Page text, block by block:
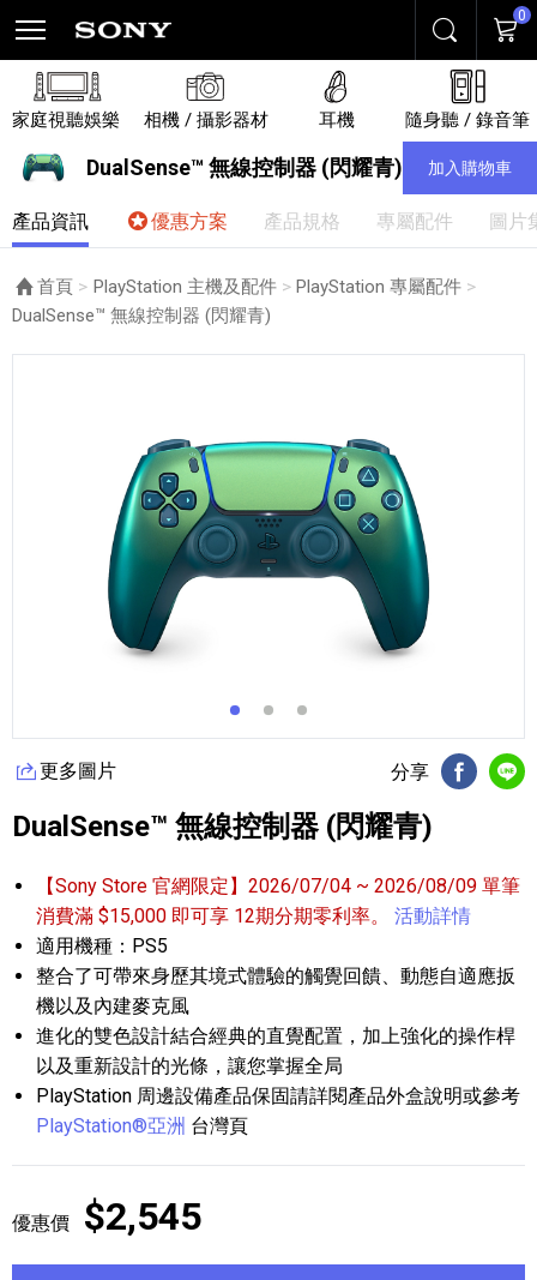
搜尋 購物
0
家庭視聽娛樂 相機 / 攝影器材 耳機 隨身聽 / 錄音筆
DualSense™ 無線控制器 (閃耀青) 加入購物車
產品資訊 優惠方案 產品規格 專屬配件 圖片
首頁 PlayStation 主機及配件
PlayStation 專屬配件
目前頁面：
DualSense™ 無線控制器 (閃耀青)
更多圖片 分享
FB分享
DualSense™ 無線控制器 (閃耀青)
【Sony Store 官網限定】2026/07/04 ~ 2026/08/09 單筆
消費滿 $15,000 即可享 12期分期零利率。
活動詳情
適用機種：PS5
整合了可帶來身歷其境式體驗的觸覺回饋、動態自適應扳
機以及內建麥克風
進化的雙色設計結合經典的直覺配置，加上強化的操作桿
以及重新設計的光條，讓您掌握全局
PlayStation 周邊設備產品保固請詳閱產品外盒說明或參考
PlayStation®亞洲 台灣頁
優惠價 $2,545